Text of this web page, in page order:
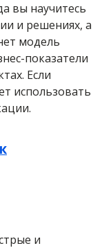
вы научитесь
и решениях, а
модель
показатели
Если
использовать
и